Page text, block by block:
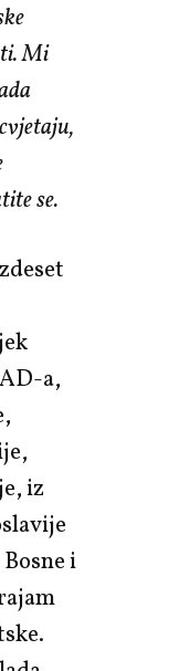
Mi
se.
a,
iz
i